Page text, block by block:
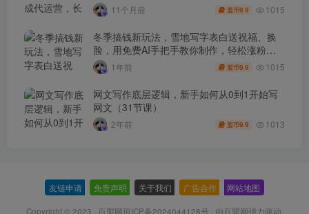
11个月前 盟币9.9 1015
冬季搞钱新玩法，雪地写字表白送祝福、换
脸，用免费AI手把手教你制作，轻松涨粉
3.5w，接单到手软
1年前 盟币9.9 1015
网文写作底层逻辑，新手如何从0到1开始写
网文（31节课）
2年前 盟币9.9 1013
友链申请 免责声明 关于我们 广告合作 网站地图
Copyright © 2023 · 百盟网琼ICP备2024044128号 · 由百盟网强力驱动.